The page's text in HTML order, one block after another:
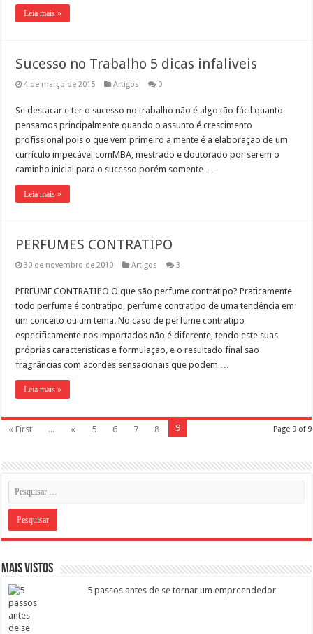
Leia mais »
Sucesso no Trabalho 5 dicas infaliveis
4 de março de 2015 Artigos 0
Se destacar e ter o sucesso no trabalho não é algo tão fácil quanto
pensamos principalmente quando o assunto é crescimento
profissional pois o que vem primeiro a mente é a elaboração de um
currículo impecável comMBA, mestrado e doutorado por serem o
caminho inicial para o sucesso porém somente …
Leia mais »
PERFUMES CONTRATIPO
30 de novembro de 2010 Artigos 3
PERFUME CONTRATIPO O que são perfume contratipo? Praticamente
todo perfume é contratipo, perfume contratipo de uma tendência em
um conceito ou um tema. No caso de perfume contratipo
especificamente nos importados não é diferente, tendo este suas
próprias características e formulação, e o resultado final são
fragrâncias com acordes sensacionais que podem …
Leia mais »
Page 9 of 9
« First ... « 5 6 7 8 9
Mais vistos
5 passos antes de se tornar um empreendedor